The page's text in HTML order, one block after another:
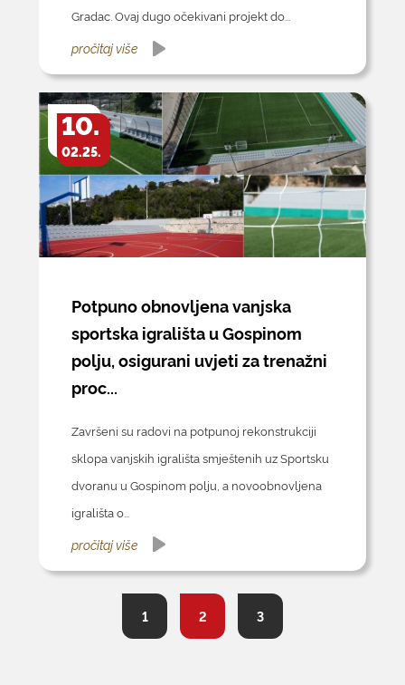
Gradac. Ovaj dugo očekivani projekt do...
pročitaj više
10.
02.25.
Potpuno obnovljena vanjska
sportska igrališta u Gospinom
polju, osigurani uvjeti za trenažni
proc...
Završeni su radovi na potpunoj rekonstrukciji
sklopa vanjskih igrališta smještenih uz Sportsku
dvoranu u Gospinom polju, a novoobnovljena
igrališta o...
pročitaj više
1 2 3